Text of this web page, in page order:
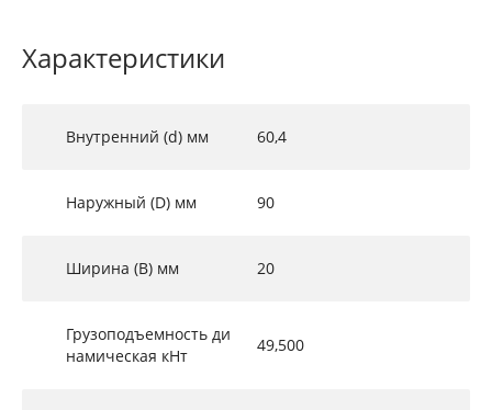
Характеристики
Внутренний (d) мм 60,4
Наружный (D) мм 90
Ширина (B) мм 20
Грузоподъемность ди
намическая кНт
49,500